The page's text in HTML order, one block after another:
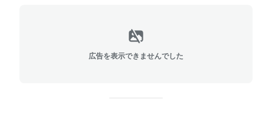
広告を表示できませんでした